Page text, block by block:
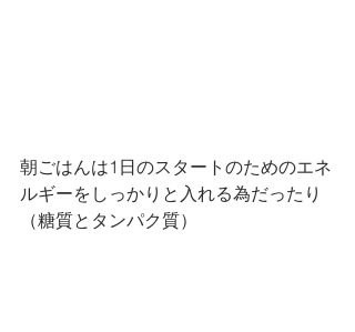
朝ごはんは1日のスタートのためのエネ
ルギーをしっかりと入れる為だったり
（糖質とタンパク質）